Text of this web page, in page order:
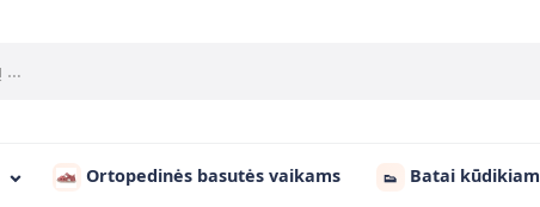
Ortopedinės basutės vaikams 👟 Batai